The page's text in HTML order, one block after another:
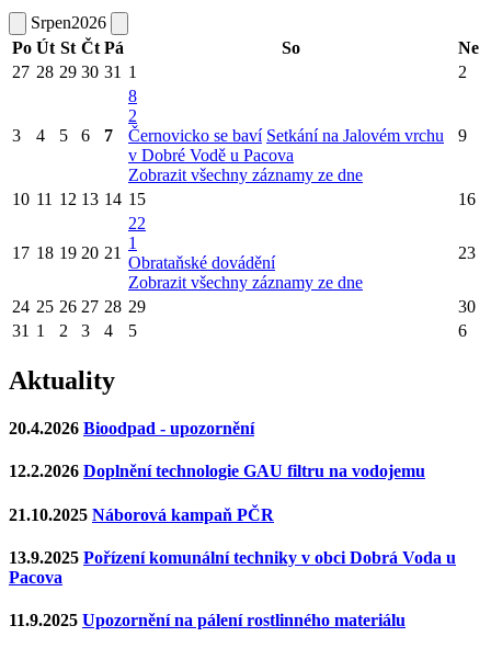
Srpen2026
Po Út St Čt Pá So
Ne
27 28 29 30 31 1 2
3 4 5 6 7
8
2
Černovicko se baví Setkání na Jalovém vrchu
v Dobré Vodě u Pacova
Zobrazit všechny záznamy ze dne
9
10 11 12 13 14 15 16
17 18 19 20 21
22
1
Obrataňské dovádění
Zobrazit všechny záznamy ze dne
23
24 25 26 27 28 29
30
31 1 2 3 4 5 6
Aktuality
20.4.2026 Bioodpad - upozornění
12.2.2026 Doplnění technologie GAU filtru na vodojemu
21.10.2025 Náborová kampaň PČR
13.9.2025 Pořízení komunální techniky v obci Dobrá Voda u
Pacova
11.9.2025 Upozornění na pálení rostlinného materiálu